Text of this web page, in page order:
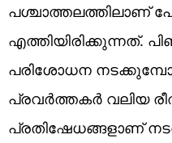
പശ്ചാത്തലത്തിലാണ്
എത്തിയിരിക്കുന്നത്.
പരിശോധന
പ്രവർത്തകർ വലിയ
പ്രതിഷേധങ്ങളാണ്